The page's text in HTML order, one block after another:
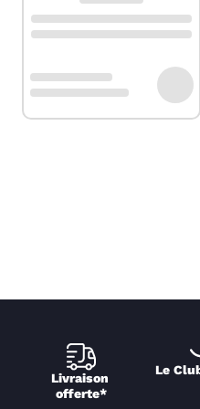
Livraison
offerte*
Le